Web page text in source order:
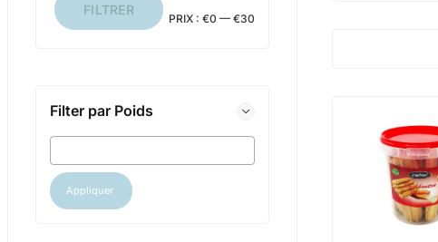
FILTRER
PRIX : €0 — €30
Filter par Poids
Appliquer